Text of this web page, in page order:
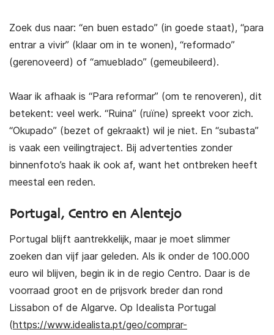
Zoek dus naar: “en buen estado” (in goede staat), “para
entrar a vivir” (klaar om in te wonen), “reformado”
(gerenoveerd) of “amueblado” (gemeubileerd).
Waar ik afhaak is “Para reformar” (om te renoveren), dit
betekent: veel werk. “Ruina” (ruïne) spreekt voor zich.
“Okupado” (bezet of gekraakt) wil je niet. En “subasta”
is vaak een veilingtraject. Bij advertenties zonder
binnenfoto’s haak ik ook af, want het ontbreken heeft
meestal een reden.
Portugal, Centro en Alentejo
Portugal blijft aantrekkelijk, maar je moet slimmer
zoeken dan vijf jaar geleden. Als ik onder de 100.000
euro wil blijven, begin ik in de regio Centro. Daar is de
voorraad groot en de prijsvork breder dan rond
Lissabon of de Algarve. Op Idealista Portugal
(https://www.idealista.pt/geo/comprar-